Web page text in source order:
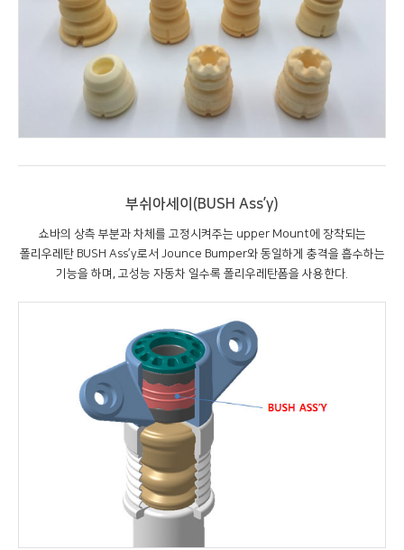
부쉬아세이(BUSH Ass’y)
쇼바의 상측 부분과 차체를 고정시켜주는 upper Mount에 장착되는
폴리우레탄 BUSH Ass’y로서 Jounce Bumper와 동일하게 충격을 흡수하는
기능을 하며, 고성능 자동차 일수록 폴리우레탄폼을 사용한다.